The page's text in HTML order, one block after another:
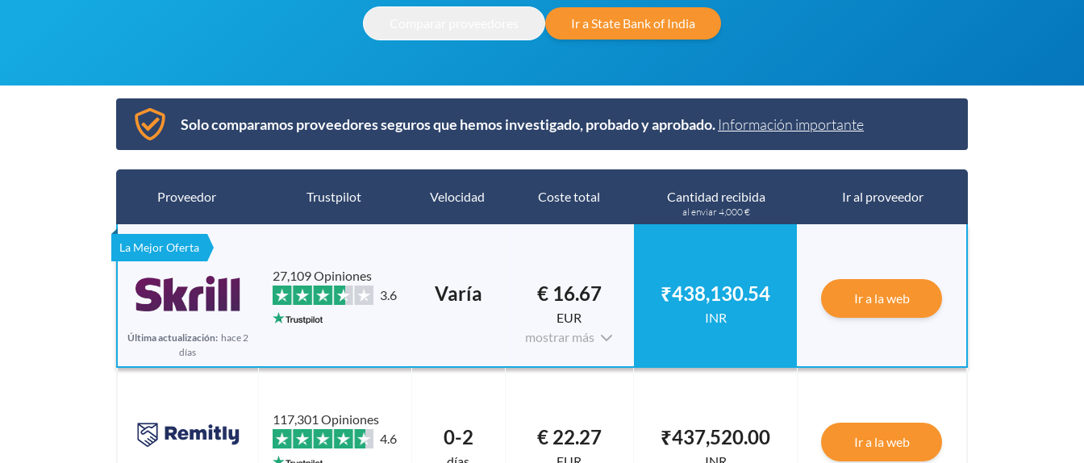
Ir a State Bank of India
Solo comparamos proveedores seguros que hemos investigado, probado y aprobado. Información importante
Proveedor Trustpilot Velocidad Coste total Cantidad recibida
al enviar 4,000 €
Ir al proveedor
La Mejor Oferta
Última actualización: hace 2
días
27,109 Opiniones
3.6
Varía € 16.67
EUR
mostrar más
₹438,130.54
INR
Ir a la web
117,301 Opiniones
4.6
0-2 € 22.27 ₹437,520.00 Ir a la web